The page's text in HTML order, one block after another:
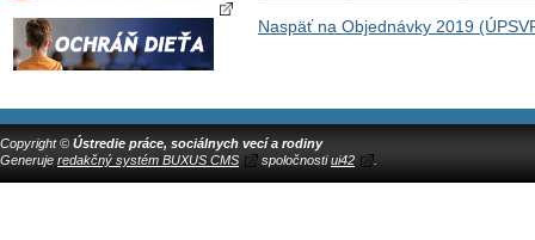
Naspäť na Objednávky 2019
Copyright © Ústredie práce, sociálnych vecí a rodiny
Generuje redakčný systém BUXUS CMS spoločnostiui42